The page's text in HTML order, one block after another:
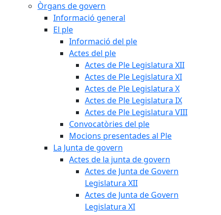
Òrgans de govern
Informació general
El ple
Informació del ple
Actes del ple
Actes de Ple Legislatura XII
Actes de Ple Legislatura XI
Actes de Ple Legislatura X
Actes de Ple Legislatura IX
Actes de Ple Legislatura VIII
Convocatòries del ple
Mocions presentades al Ple
La Junta de govern
Actes de la junta de govern
Actes de Junta de Govern
Legislatura XII
Actes de Junta de Govern
Legislatura XI